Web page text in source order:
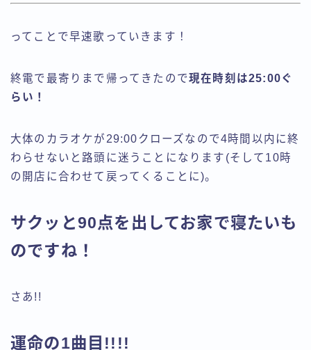
ってことで早速歌っていきます！
終電で最寄りまで帰ってきたので現在時刻は25:00ぐ
らい！
大体のカラオケが29:00クローズなので4時間以内に終
わらせないと路頭に迷うことになります(そして10時
の開店に合わせて戻ってくることに)。
サクッと90点を出してお家で寝たいも
のですね！
さあ!!
運命の1曲目!!!!